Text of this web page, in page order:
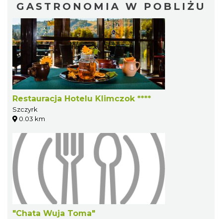
GASTRONOMIA W POBLIŻU
Restauracja Hotelu Klimczok ****
Szczyrk
0.03 km
"Chata Wuja Toma"